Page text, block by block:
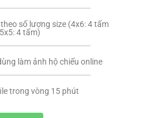
số lượng size (4x6: 4 tấm
4 tấm)
làm ảnh hộ chiếu online
trong vòng 15 phút